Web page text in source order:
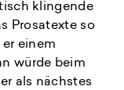
klingende
Prosatexte so
einem
würde beim
als nächstes